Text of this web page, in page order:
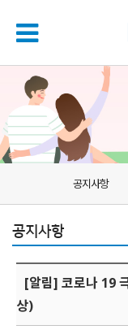
공지사항
공지사항
[알림] 코로나 19
상)